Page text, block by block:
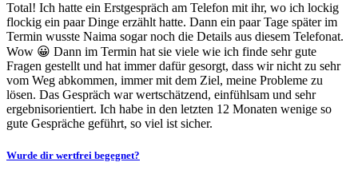
Total! Ich hatte ein Erstgespräch am Telefon mit ihr, wo ich lockig
flockig ein paar Dinge erzählt hatte. Dann ein paar Tage später im
Termin wusste Naima sogar noch die Details aus diesem Telefonat.
Wow 😀 Dann im Termin hat sie viele wie ich finde sehr gute
Fragen gestellt und hat immer dafür gesorgt, dass wir nicht zu sehr
vom Weg abkommen, immer mit dem Ziel, meine Probleme zu
lösen. Das Gespräch war wertschätzend, einfühlsam und sehr
ergebnisorientiert. Ich habe in den letzten 12 Monaten wenige so
gute Gespräche geführt, so viel ist sicher.
Wurde dir wertfrei begegnet?